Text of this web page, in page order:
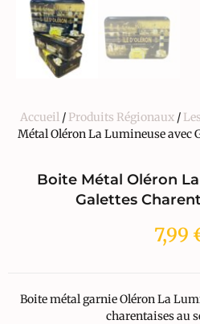
Accueil / Produits Régionaux /
Métal Oléron La Lumineuse avec
Boite Métal Oléron
Galettes
7,99
Boite métal garnie Oléron La
charentaises au